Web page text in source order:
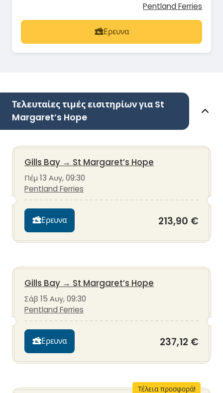
Pentland Ferries
Ερευνα
Τελευταίες τιμές εισιτηρίων για St
Margaret’s Hope
Gills Bay → St Margaret’s Hope
Πέμ 13 Αυγ, 09:30
Pentland Ferries
Ερευνα 213,90 €
Gills Bay → St Margaret’s Hope
Σάβ 15 Αυγ, 09:30
Pentland Ferries
Ερευνα 237,12 €
Τέλεια προσφορά!